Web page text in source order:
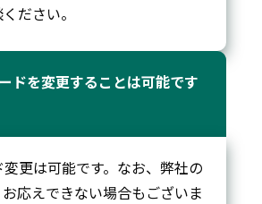
ださい。
ドを変更することは可能です
更は可能です。なお、弊社の
応えできない場合もございま